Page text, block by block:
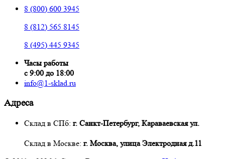
8 (800) 600 3945
8 (812) 565 8145
8 (495) 445 9345
Часы работы
с 9:00 до 18:00
info@1-sklad.ru
Адреса
Склад в СПб: г. Санкт-Петербург, Караваевская ул.
Склад в Москве: г. Москва, улица Электродная д.11